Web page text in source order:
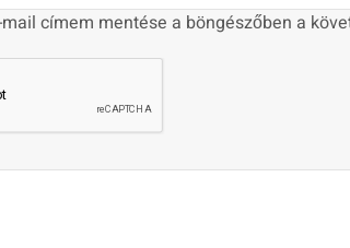
címem mentése a böngészőben a